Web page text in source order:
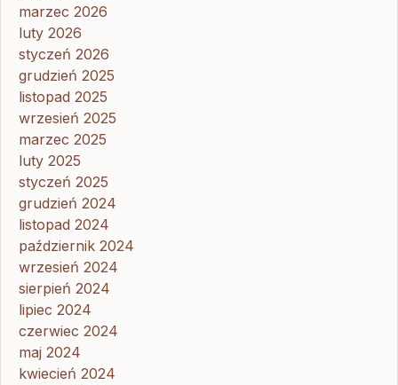
marzec 2026
luty 2026
styczeń 2026
grudzień 2025
listopad 2025
wrzesień 2025
marzec 2025
luty 2025
styczeń 2025
grudzień 2024
listopad 2024
październik 2024
wrzesień 2024
sierpień 2024
lipiec 2024
czerwiec 2024
maj 2024
kwiecień 2024